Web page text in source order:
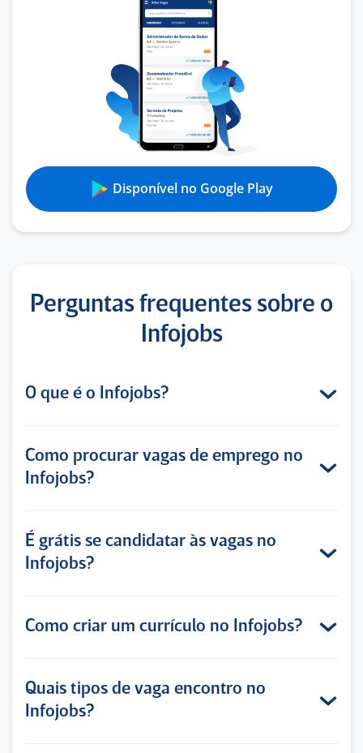
Disponível no Google Play
Perguntas frequentes sobre o
Infojobs
O que é o Infojobs?
Como procurar vagas de emprego no
Infojobs?
É grátis se candidatar às vagas no
Infojobs?
Como criar um currículo no Infojobs?
Quais tipos de vaga encontro no
Infojobs?